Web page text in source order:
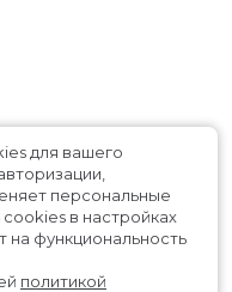
для вашего
персональные
в настройках
на функциональность
политикой